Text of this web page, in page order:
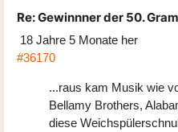
Re:Gewinnner der 50.
18 Jahre 5 Monate her
#36170
...raus kam Musik wie
Bellamy Brothers,
diese